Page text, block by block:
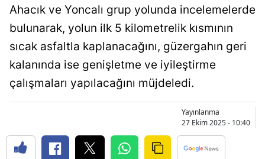
Aydın
Balıkesir
Bilecik
Bingöl
Bitlis
Bolu
Burdur
Ahacık ve Yoncalı grup yolunda incelemelerde
bulunarak, yolun ilk 5 kilometrelik kısmının
sıcak asfaltla kaplanacağını, güzergahın geri
kalanında ise genişletme ve iyileştirme
çalışmaları yapılacağını müjdeledi.
Yayınlanma
27 Ekim 2025 - 10:40